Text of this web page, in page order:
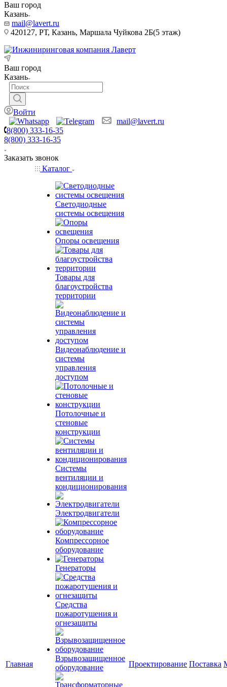
Ваш город
Казань
mail@lavert.ru
420127, РТ, Казань, Маршала Чуйкова 2Б(5 этаж)
Ваш город
Казань
Войти
mail@lavert.ru
8(800) 333-16-35
8(800) 333-16-35
Заказать звонок
Главная
Каталог
Светодиодные
системы освещения
Опоры освещения
Товары для
благоустройства
территории
Видеонаблюдение и
системы
управления
доступом
Потолочные и
стеновые
конструкции
Системы
вентиляции и
кондиционирования
Электродвигатели
Компрессорное
оборудование
Генераторы
Средства
пожаротушения и
огнезащиты
Взрывозащищенное
оборудование
Проектирование Поставка